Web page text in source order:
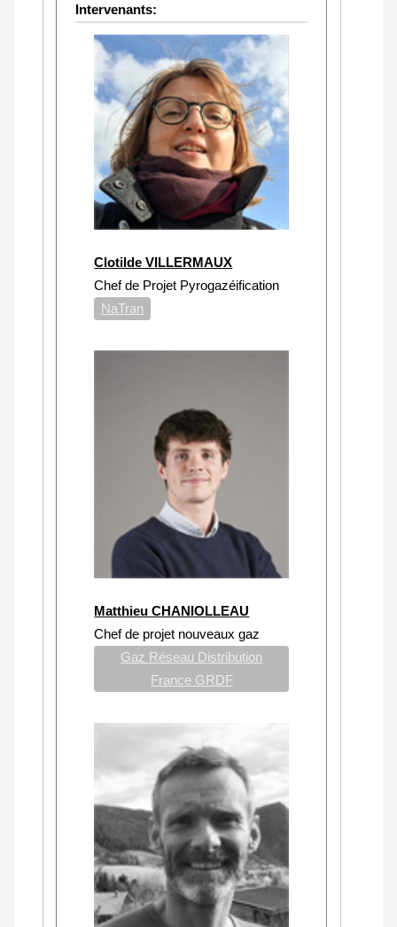
Intervenants:
Clotilde VILLERMAUX
Chef de Projet Pyrogazéification
NaTran
Matthieu CHANIOLLEAU
Chef de projet nouveaux gaz
Gaz Réseau Distribution
France GRDF